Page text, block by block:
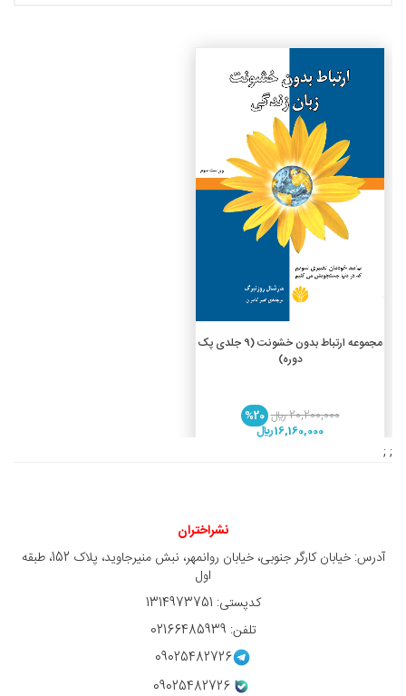
افزودن به سبد خرید مجموعه ارتباط بدون خشونت (9 جلدی پک
دوره)
20,200,000 ريال
%20
16,160,000 ريال
; ;
نشراختران
آدرس: خیابان کارگر جنوبی، خیابان روانمهر، نبش منیرجاوید، پلاک 152، طبقه
اول
کدپستی: 1314973751
تلفن: 02166485939
09025482726
09025482726